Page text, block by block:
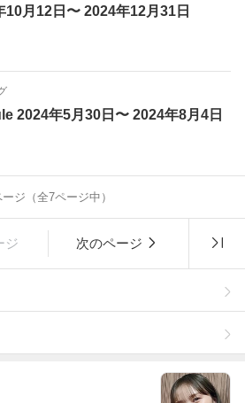
2024年10月12日〜 2024年12月31日
【複製】Live schedule 2024年5月30日〜 2024年8月4日
ージ（全7ページ中）
ジ 次のページ